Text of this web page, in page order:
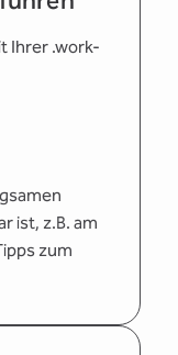
Ihrer .work-
ist, z.B. am
zum